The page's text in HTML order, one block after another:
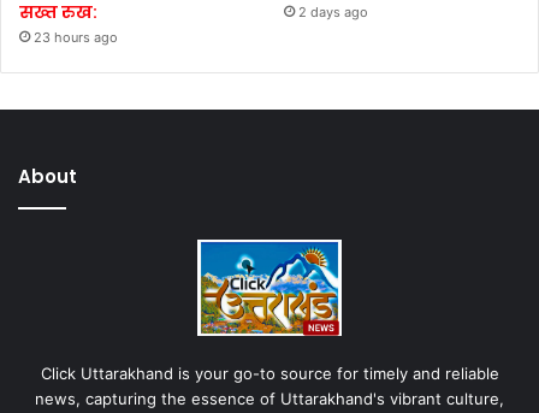
सख्त रुख:
23 hours ago
2 days ago
About
Click Uttarakhand is your go-to source for timely and reliable
news, capturing the essence of Uttarakhand's vibrant culture,